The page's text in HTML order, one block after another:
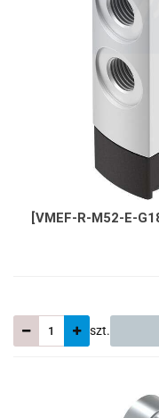
[VMEF-R-M52-E-
szt.